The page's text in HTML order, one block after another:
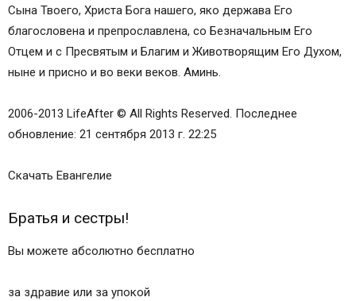
Сына Твоего, Христа Бога нашего, яко держава Его
благословена и препрославлена, со Безначальным Его
Отцем и с Пресвятым и Благим и Животворящим Его Духом,
ныне и присно и во веки веков. Аминь.
2006-2013 LifeAfter © All Rights Reserved. Последнее
обновление: 21 сентября 2013 г. 22:25
Скачать Евангелие
Братья и сестры!
Вы можете абсолютно бесплатно
за здравие или за упокой